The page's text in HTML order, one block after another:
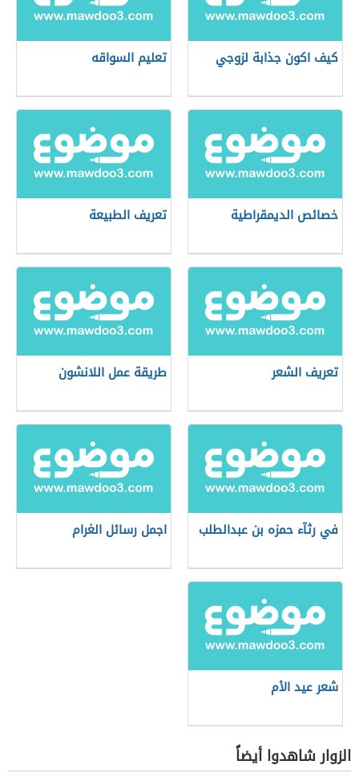
كيف اكون جذابة لزوجي تعليم السواقه
خصائص الديمقراطية تعريف الطبيعة
تعريف الشعر طريقة عمل اللانشون
في رثآء حمزه بن عبدالطلب اجمل رسائل الغرام
شعر عيد الأم
الزوار شاهدوا أيضاً